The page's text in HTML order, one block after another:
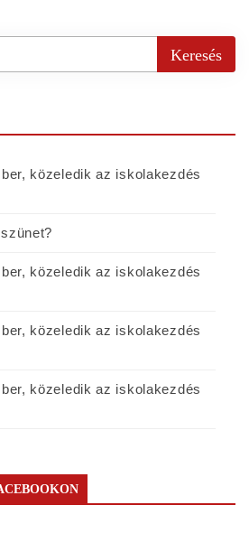
közeledik az iskolakezdés
közeledik az iskolakezdés
közeledik az iskolakezdés
közeledik az iskolakezdés